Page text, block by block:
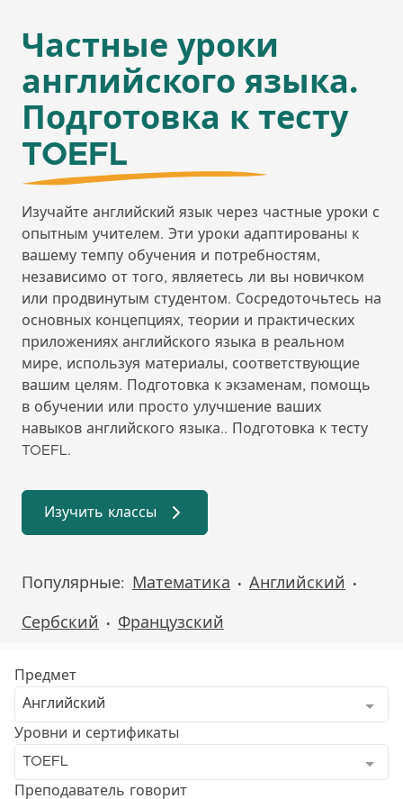
Частные уроки
английского языка.
Подготовка к тесту
TOEFL
Изучайте английский язык через частные уроки с
опытным учителем. Эти уроки адаптированы к
вашему темпу обучения и потребностям,
независимо от того, являетесь ли вы новичком
или продвинутым студентом. Сосредоточьтесь на
основных концепциях, теории и практических
приложениях английского языка в реальном
мире, используя материалы, соответствующие
вашим целям. Подготовка к экзаменам, помощь
в обучении или просто улучшение ваших
навыков английского языка.. Подготовка к тесту
TOEFL.
Изучить классы
Популярные: Математика • Английский •
Сербский • Французский
Предмет
Английский
Уровни и сертификаты
TOEFL
Преподаватель говорит